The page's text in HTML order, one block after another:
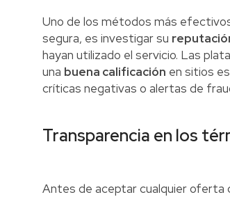
Uno de los métodos más
segura, es investigar su
hayan utilizado el servicio. Las
una buena calificación en sitios
críticas negativas o alertas de
Transparencia en los
Antes de aceptar cualquier oferta